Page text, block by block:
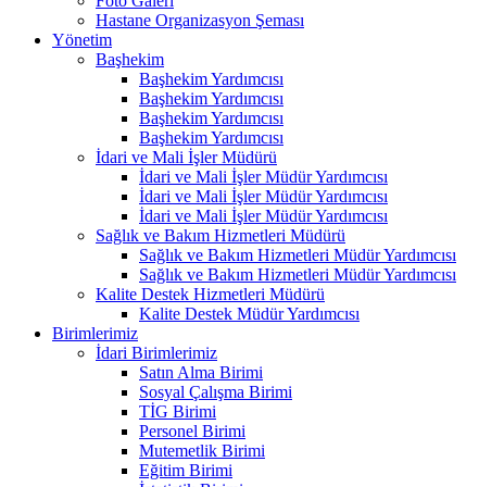
Hastane Organizasyon Şeması
Yönetim
Başhekim
Başhekim Yardımcısı
Başhekim Yardımcısı
Başhekim Yardımcısı
Başhekim Yardımcısı
İdari ve Mali İşler Müdürü
İdari ve Mali İşler Müdür Yardımcısı
İdari ve Mali İşler Müdür Yardımcısı
İdari ve Mali İşler Müdür Yardımcısı
Sağlık ve Bakım Hizmetleri Müdürü
Sağlık ve Bakım Hizmetleri Müdür Yardımcısı
Sağlık ve Bakım Hizmetleri Müdür Yardımcısı
Kalite Destek Hizmetleri Müdürü
Kalite Destek Müdür Yardımcısı
Birimlerimiz
İdari Birimlerimiz
Satın Alma Birimi
Sosyal Çalışma Birimi
TİG Birimi
Personel Birimi
Mutemetlik Birimi
Eğitim Birimi